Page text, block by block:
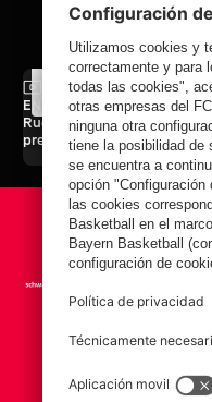
Vídeo
EN DIFERIDO
Rueda de
prensa del
Summit
contra el Jeju
Vídeo
EN
oficial de
Nathaniel
Brown
FC Bayern.com
Equipo